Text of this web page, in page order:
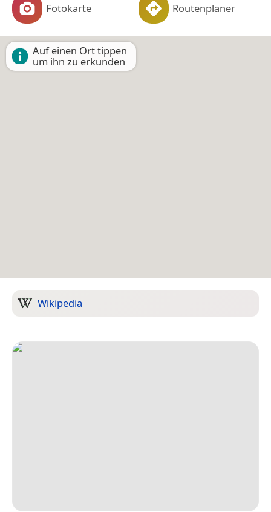
Fotokarte Routenplaner
Auf einen Ort tippen
um ihn zu erkunden
Wikipedia